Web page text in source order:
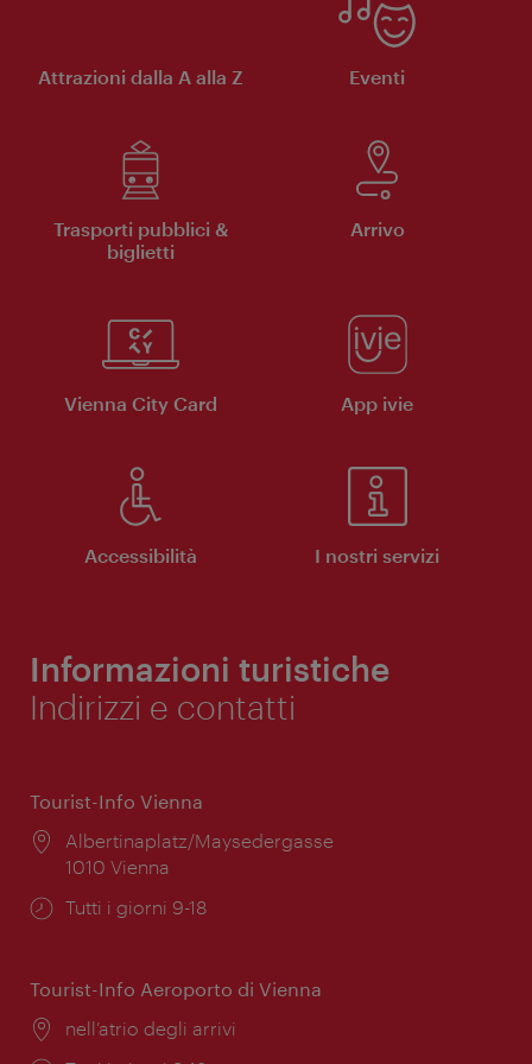
Attrazioni dalla A alla Z Eventi
Trasporti pubblici &
biglietti
Arrivo
Vienna City Card App ivie
Accessibilità I nostri servizi
Informazioni turistiche
Indirizzi e contatti
Tourist-Info Vienna
Posizione:
Albertinaplatz/Maysedergasse
1010 Vienna
Orari
Tutti i giorni 9-18
Tourist-Info Aeroporto di Vienna
Posizione:
nell’atrio degli arrivi